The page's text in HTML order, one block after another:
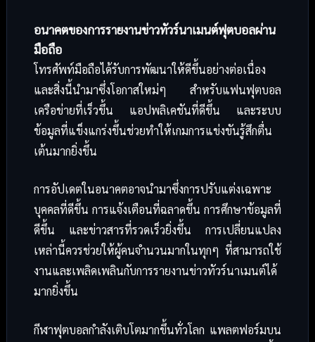
อนาคตของการรายงานข่าวทัวร์นาเมนต์ฟุตบอลผ่าน
มือถือ
โทรศัพท์มือถือได้รับการพัฒนาให้ดีขึ้นอย่างต่อเนื่อง
และสิ่งนี้นำมาซึ่งโอกาสใหม่ๆ สำหรับแฟนฟุตบอล
เครือข่ายที่เร็วขึ้น แอปพลิเคชันที่ดีขึ้น และระบบ
ข้อมูลที่แข็งแกร่งขึ้นช่วยทำให้เกมการแข่งขันรู้สึกตื่น
เต้นมากยิ่งขึ้น
การอัปเดตในอนาคตอาจนำมาซึ่งการปรับแต่งเฉพาะ
บุคคลที่ดีขึ้น การแจ้งเตือนที่ฉลาดขึ้น การศึกษาข้อมูลที่
ดีขึ้น และข่าวสารที่รวดเร็วยิ่งขึ้น การเปลี่ยนแปลง
เหล่านี้ควรช่วยให้ผู้คนจำนวนมากในทุกๆ ที่สามารถใช้
งานและเพลิดเพลินกับการรายงานข่าวทัวร์นาเมนต์ได้
มากยิ่งขึ้น
กีฬาฟุตบอลกำลังเติบโตมากขึ้นทั่วโลก แพลตฟอร์มบน